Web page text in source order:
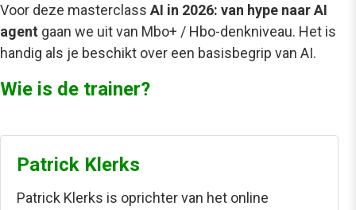
Voor deze masterclass AI in 2026: van hype naar AI
agent gaan we uit van Mbo+ / Hbo-denkniveau. Het is
handig als je beschikt over een basisbegrip van AI.
Wie is de trainer?
Patrick Klerks
Patrick Klerks is oprichter van het online